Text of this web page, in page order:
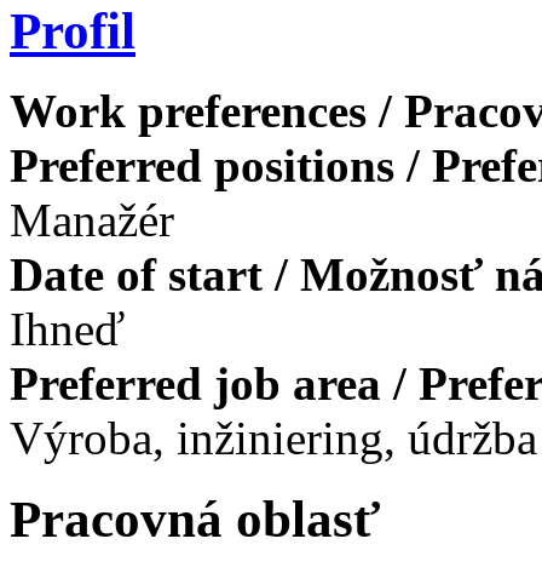
Profil
Work preferences /
Preferred positions /
Manažér
Date of start / Možnosť
Ihneď
Preferred job area /
Výroba, inžiniering, údržba
Pracovná oblasť